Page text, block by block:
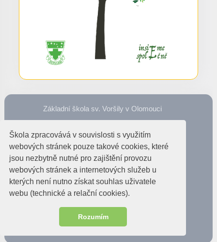
Škola zpracovává v souvislosti s využitím
webových stránek pouze takové cookies, které
jsou nezbytně nutné pro zajištění provozu
webových stránek a internetových služeb u
kterých není nutno získat souhlas uživatele
webu (technické a relační cookies).
Rozumím
Základní škola sv. Voršily v Olomouci
779 00 Olomouc, Aksamitova 707/6
ID datové schránky: n8smc28
IČO: 495 880 95
IZO: 049 588 095
Číslo účtu: 377842523/0300
Telefon:585 222 689
E-mail:info@zcsol.cz
© 2026 ZŠ sv. Voršily v Olomouci